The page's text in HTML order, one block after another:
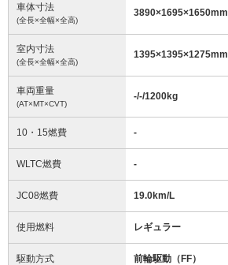
車体寸法
(全長×全幅×全高)
3890×1695×1650mm
室内寸法
(全長×全幅×全高)
1395×1395×1275mm
車両重量
(AT×MT×CVT)
-/-/1200kg
10・15燃費 -
WLTC燃費 -
JC08燃費 19.0km/L
使用燃料 レギュラー
駆動方式 前輪駆動（FF）